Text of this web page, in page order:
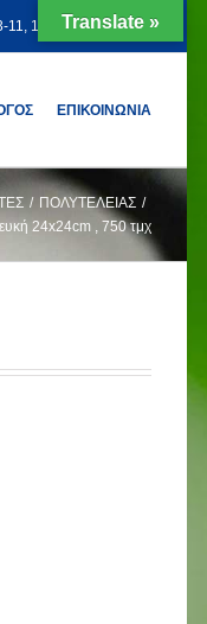
12131 Περιστέρι
ΕΠΙΚΟΙΝΩΝΙΑ
/ ΠΟΛΥΤΕΛΕΙΑΣ /
24x24cm , 750 τμχ
Translate »